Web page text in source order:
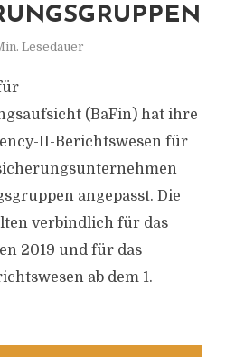
Lesedauer
(BaFin) hat ihre
II-Berichtswesen für
angepasst. Die
verbindlich für das
2019 und für das
ab dem 1.